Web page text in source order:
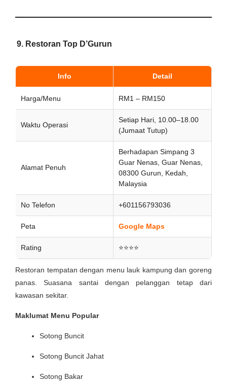
9. Restoran Top D’Gurun
Info Detail
Harga/Menu RM1 – RM150
Waktu Operasi
Setiap Hari, 10.00–18.00
(Jumaat Tutup)
Alamat Penuh
Berhadapan Simpang 3
Guar Nenas, Guar Nenas,
08300 Gurun, Kedah,
Malaysia
No Telefon +601156793036
Peta Google Maps
Rating ⭐⭐⭐⭐
Restoran tempatan dengan menu lauk kampung dan goreng
panas. Suasana santai dengan pelanggan tetap dari
kawasan sekitar.
Maklumat Menu Popular
Sotong Buncit
Sotong Buncit Jahat
Sotong Bakar